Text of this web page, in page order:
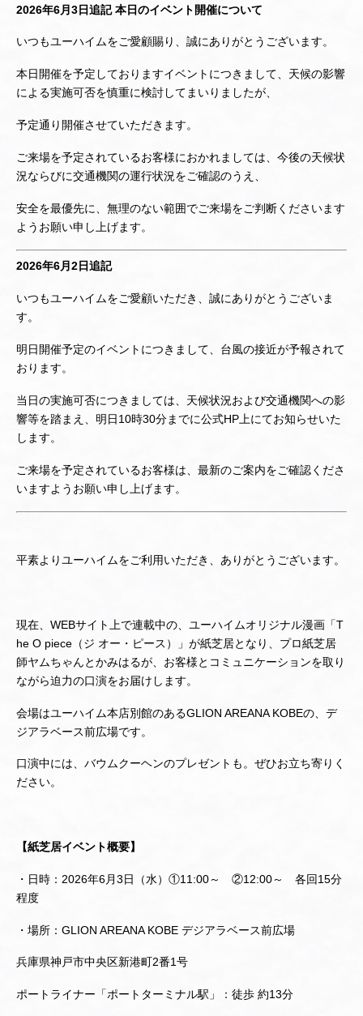
2026年6月3日追記 本日のイベント開催について
いつもユーハイムをご愛顧賜り、誠にありがとうございます。
本日開催を予定しておりますイベントにつきまして、天候の影響
による実施可否を慎重に検討してまいりましたが、
予定通り開催させていただきます。
ご来場を予定されているお客様におかれましては、今後の天候状
況ならびに交通機関の運行状況をご確認のうえ、
安全を最優先に、無理のない範囲でご来場をご判断くださいます
ようお願い申し上げます。
2026年6月2日追記
いつもユーハイムをご愛顧いただき、誠にありがとうございま
す。
明日開催予定のイベントにつきまして、台風の接近が予報されて
おります。
当日の実施可否につきましては、天候状況および交通機関への影
響等を踏まえ、明日10時30分までに公式HP上にてお知らせいた
します。
ご来場を予定されているお客様は、最新のご案内をご確認くださ
いますようお願い申し上げます。
平素よりユーハイムをご利用いただき、ありがとうございます。
現在、WEBサイト上で連載中の、ユーハイムオリジナル漫画「T
he O piece（ジ オー・ピース）」が紙芝居となり、プロ紙芝居
師ヤムちゃんとかみはるが、お客様とコミュニケーションを取り
ながら迫力の口演をお届けします。
会場はユーハイム本店別館のあるGLION AREANA KOBEの、デ
ジアラベース前広場です。
口演中には、バウムクーヘンのプレゼントも。ぜひお立ち寄りく
ださい。
【紙芝居イベント概要】
・日時：2026年6月3日（水）①11:00～ ②12:00～ 各回15分
程度
・場所：GLION AREANA KOBE デジアラベース前広場
兵庫県神戸市中央区新港町2番1号
ポートライナー「ポートターミナル駅」：徒歩 約13分